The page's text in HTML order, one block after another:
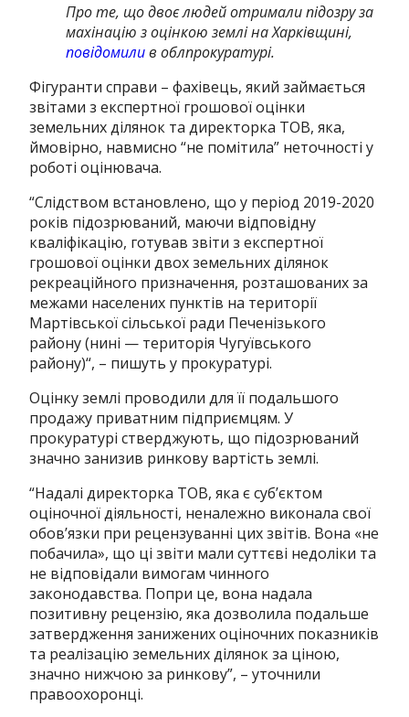
Про те, що двоє людей отримали підозру за
махінацію з оцінкою землі на Харківщині,
повідомилив облпрокуратурі.
Фігуранти справи – фахівець, який займається
звітами з експертної грошової оцінки
земельних ділянок та директорка ТОВ, яка,
ймовірно, навмисно “не помітила” неточності у
роботі оцінювача.
“Слідством встановлено, що у період 2019-2020
років підозрюваний, маючи відповідну
кваліфікацію, готував звіти з експертної
грошової оцінки двох земельних ділянок
рекреаційного призначення, розташованих за
межами населених пунктів на території
Мартівської сільської ради Печенізького
району (нині — територія Чугуївського
району)“, – пишуть у прокуратурі.
Оцінку землі проводили для її подальшого
продажу приватним підприємцям. У
прокуратурі стверджують, що підозрюваний
значно занизив ринкову вартість землі.
“Надалі директорка ТОВ, яка є суб’єктом
оціночної діяльності, неналежно виконала свої
обов’язки при рецензуванні цих звітів. Вона «не
побачила», що ці звіти мали суттєві недоліки та
не відповідали вимогам чинного
законодавства. Попри це, вона надала
позитивну рецензію, яка дозволила подальше
затвердження занижених оціночних показників
та реалізацію земельних ділянок за ціною,
значно нижчою за ринкову”, – уточнили
правоохоронці.